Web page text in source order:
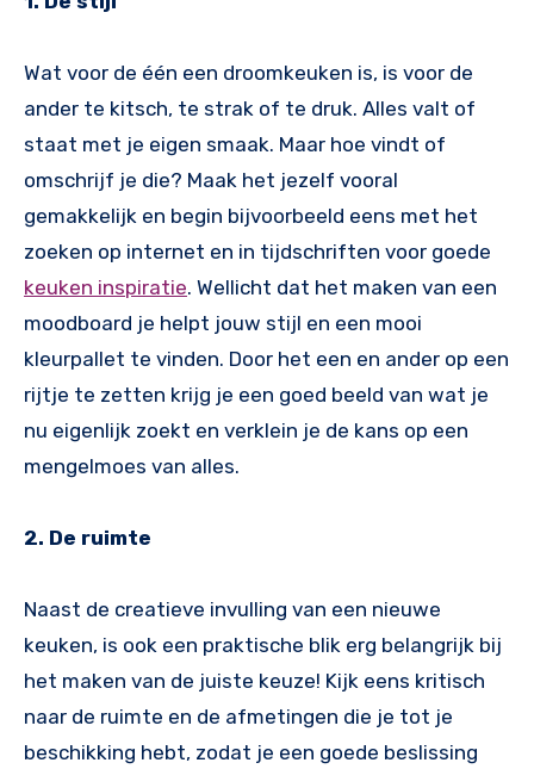
Wat voor de één een droomkeuken is, is voor de
ander te kitsch, te strak of te druk. Alles valt of
staat met je eigen smaak. Maar hoe vindt of
omschrijf je die? Maak het jezelf vooral
gemakkelijk en begin bijvoorbeeld eens met het
zoeken op internet en in tijdschriften voor goede
keuken inspiratie. Wellicht dat het maken van een
moodboard je helpt jouw stijl en een mooi
kleurpallet te vinden. Door het een en ander op een
rijtje te zetten krijg je een goed beeld van wat je
nu eigenlijk zoekt en verklein je de kans op een
mengelmoes van alles.
2. De ruimte
Naast de creatieve invulling van een nieuwe
keuken, is ook een praktische blik erg belangrijk bij
het maken van de juiste keuze! Kijk eens kritisch
naar de ruimte en de afmetingen die je tot je
beschikking hebt, zodat je een goede beslissing